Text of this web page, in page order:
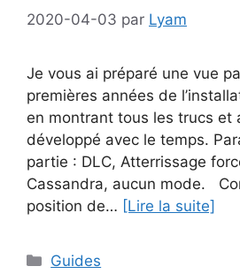
2020-04-03 par Lyam
Je vous ai préparé une vue
premières années de
en montrant tous les trucs et
développé avec le temps.
partie : DLC, Atterrissage
Cassandra, aucun mode.
position de… [Lire la suite]
Catégories
Guides